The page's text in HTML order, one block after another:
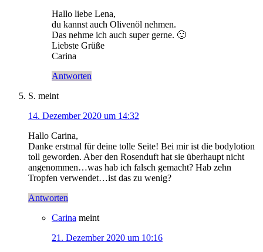
Hallo liebe Lena,
du kannst auch Olivenöl nehmen.
Das nehme ich auch super gerne. 🙂
Liebste Grüße
Carina
Antworten
S. meint
14. Dezember 2020 um 14:32
Hallo Carina,
Danke erstmal für deine tolle Seite! Bei mir ist die bodylotion
toll geworden. Aber den Rosenduft hat sie überhaupt nicht
angenommen…was hab ich falsch gemacht? Hab zehn
Tropfen verwendet…ist das zu wenig?
Antworten
Carina meint
21. Dezember 2020 um 10:16